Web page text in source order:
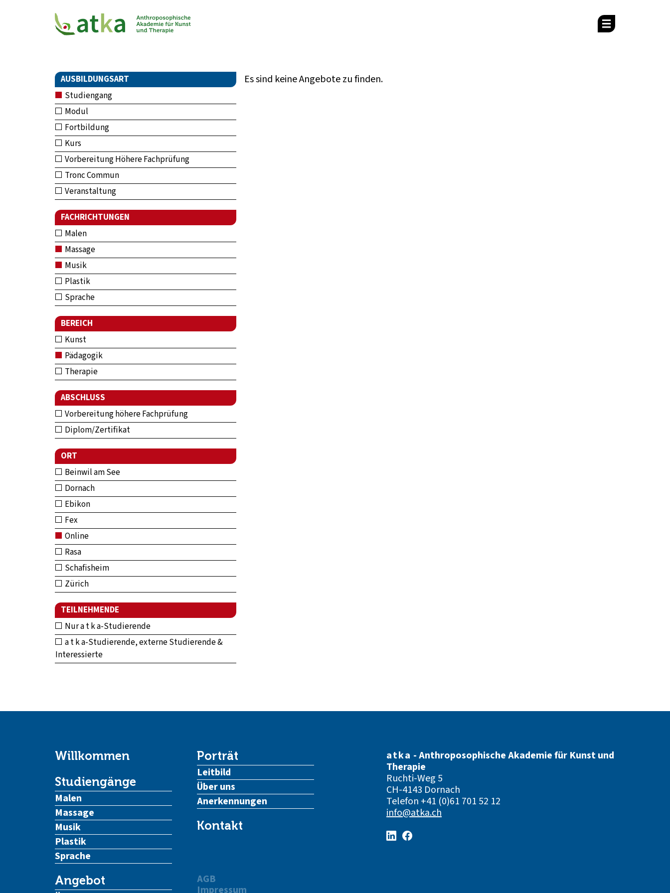
AUSBILDUNGSART
Studiengang
Modul
Fortbildung
Kurs
Vorbereitung Höhere Fachprüfung
Tronc Commun
Veranstaltung
FACHRICHTUNGEN
Malen
Massage
Musik
Plastik
Sprache
BEREICH
Kunst
Pädagogik
Therapie
ABSCHLUSS
Vorbereitung höhere Fachprüfung
Diplom/Zertifikat
ORT
Beinwil am See
Dornach
Ebikon
Fex
Online
Rasa
Schafisheim
Zürich
TEILNEHMENDE
Nur a t k a-Studierende
a t k a-Studierende, externe Studierende &
Interessierte
Es sind keine Angebote zu finden.
Willkommen
Studiengänge
Malen
Massage
Musik
Plastik
Sprache
Angebot
Porträt
Leitbild
Über uns
Anerkennungen
Kontakt
AGB
Impressum
atka - Anthroposophische Akademie für Kunst und
Therapie
Ruchti-Weg 5
CH-4143 Dornach
Telefon +41 (0)61 701 52 12
info@atka.ch